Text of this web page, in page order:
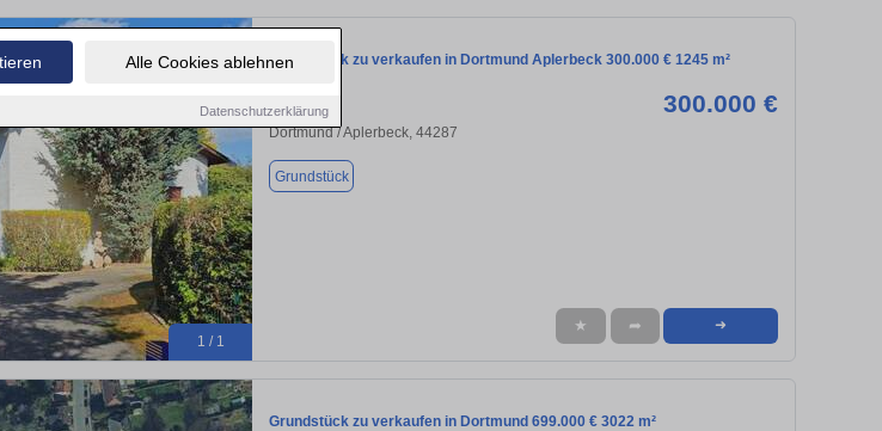
Alle Cookies ablehnen
Datenschutzerklärung
1 / 1
Grundstück zu verkaufen in Dortmund Aplerbeck 300.000 € 1245 m²
300.000 €
Dortmund / Aplerbeck, 44287
Grundstück
★ ➦ ➜
Grundstück zu verkaufen in Dortmund 699.000 € 3022 m²